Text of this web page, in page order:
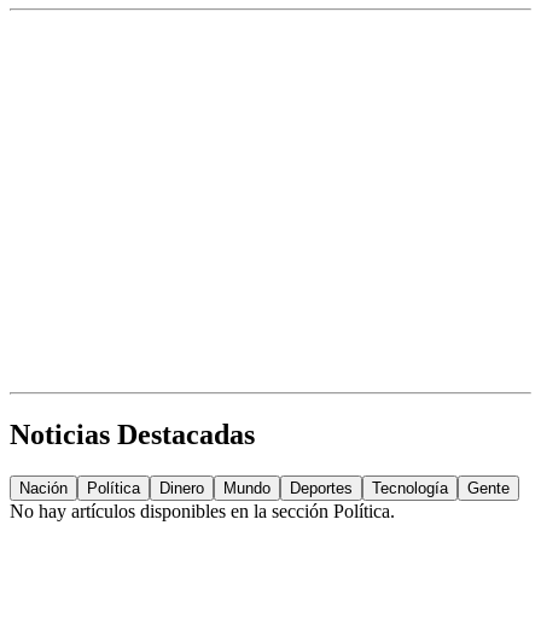
Noticias Destacadas
Nación Política Dinero Mundo Deportes Tecnología Gente
No hay artículos disponibles en la sección Política.